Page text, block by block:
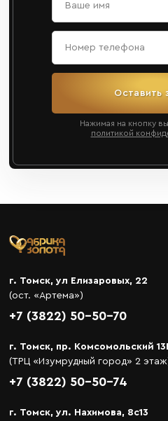
Оставить
Нажимая на кнопку
политикой
г. Томск, ул Елизаровых, 22
(ост. «Артема»)
+7 (3822) 50-50-70
г. Томск, пр. Комсомольский
(ТРЦ «Изумрудный город» 2
+7 (3822) 50-50-74
г. Томск, ул. Нахимова, 8с13